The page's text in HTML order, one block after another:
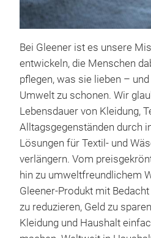
Bei Gleener ist es unsere
entwickeln, die Menschen
pflegen, was sie lieben –
Umwelt zu schonen. Wir
Lebensdauer von Kleidung,
Alltagsgegenständen durch
Lösungen für Textil- und
verlängern. Vom
hin zu umweltfreundlichem
Gleener-Produkt mit
zu reduzieren, Geld zu
Kleidung und Haushalt